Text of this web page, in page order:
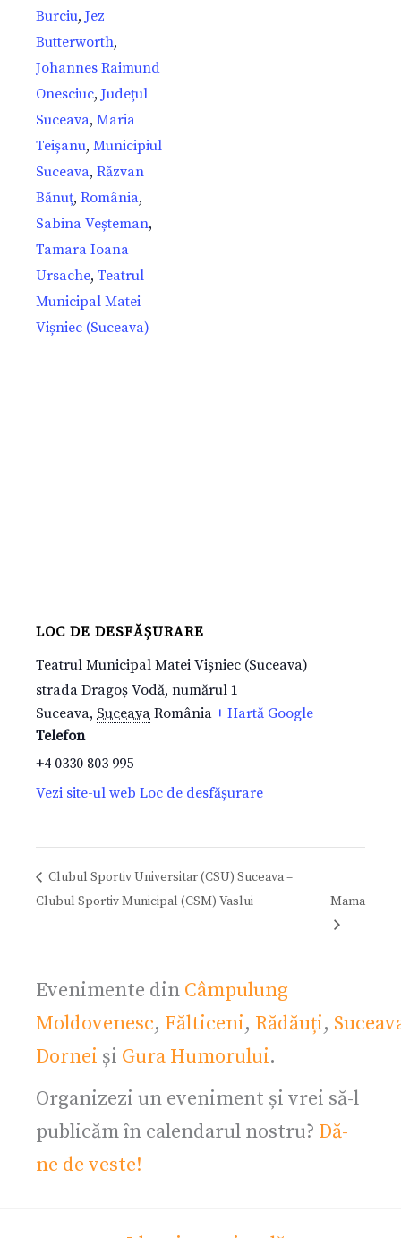
Burciu, Jez
Butterworth,
Johannes Raimund
Onesciuc, Județul
Suceava, Maria
Teișanu, Municipiul
Suceava, Răzvan
Bănuț, România,
Sabina Veșteman,
Tamara Ioana
Ursache, Teatrul
Municipal Matei
Vișniec (Suceava)
LOC DE DESFĂȘURARE
Teatrul Municipal Matei Vișniec (Suceava)
strada Dragoș Vodă, numărul 1
Suceava, Suceava România + Hartă Google
Telefon
+4 0330 803 995
Vezi site-ul web Loc de desfășurare
Clubul Sportiv Universitar (CSU) Suceava –
Clubul Sportiv Municipal (CSM) Vaslui
Mama
Evenimente din Câmpulung
Moldovenesc, Fălticeni, Rădăuți,
Dornei și Gura Humorului.
Organizezi un eveniment și vrei să-l
publicăm în calendarul nostru? Dă-
ne de veste!